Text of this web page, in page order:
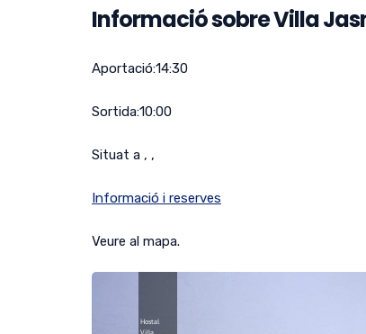
Informació sobre Villa
Aportació:14:30
Sortida:10:00
Situat a , ,
Informació i reserves
Veure al mapa.